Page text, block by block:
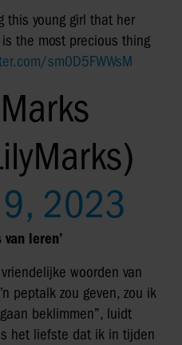
this young girl that her
the most precious thing
sm0D5FWWsM
2023
leren’
woorden van
peptalk zou geven, zou ik
beklimmen”, luidt
het liefste dat ik in tijden